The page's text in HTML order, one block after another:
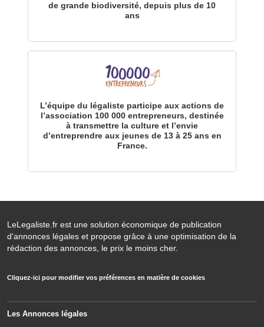
de grande biodiversité, depuis plus de 10
ans
L’équipe du légaliste participe aux actions de
l’association 100 000 entrepreneurs, destinée
à transmettre la culture et l’envie
d’entreprendre aux jeunes de 13 à 25 ans en
France.
LeLegaliste.fr est une solution économique de publication
d'annonces légales et propose grâce à une optimisation de la
rédaction des annonces, le prix le moins cher.
Cliquez-ici pour modifier vos préférences en matière de cookies
Les Annonces légales